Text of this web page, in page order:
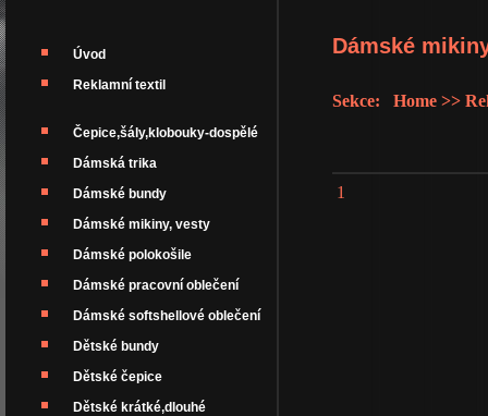
Úvod
Reklamní textil
Čepice,šály,klobouky-dospělé
Dámská trika
Dámské bundy
Dámské mikiny, vesty
Dámské polokošile
Dámské pracovní oblečení
Dámské softshellové oblečení
Dětské bundy
Dětské čepice
Dětské krátké,dlouhé
Dámské
Sekce: Home >>
1